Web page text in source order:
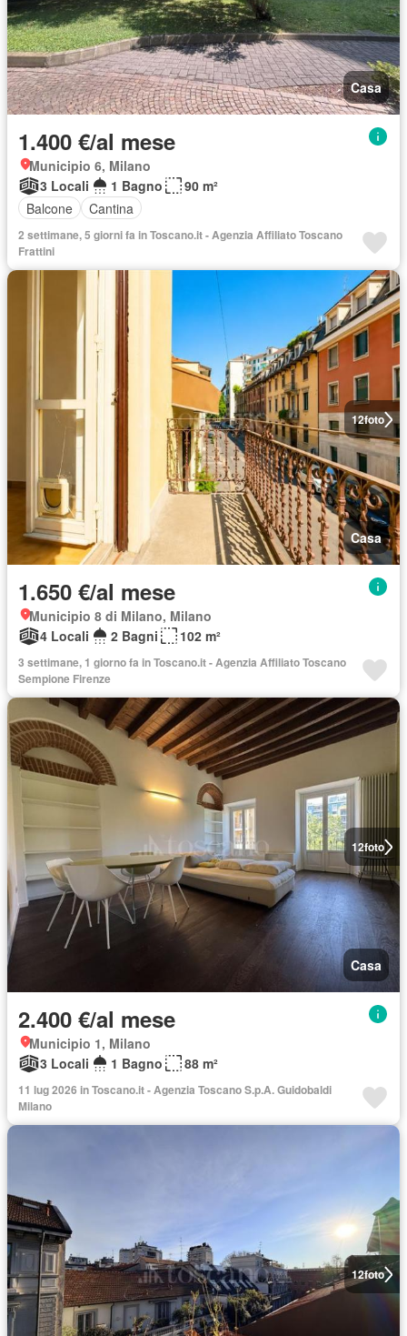
Casa
1.400 €/al mese
Municipio 6, Milano
3 Locali
1 Bagno
90 m²
Balcone
Cantina
2 settimane, 5 giorni fa in Toscano.it - Agenzia Affiliato Toscano
Frattini
12foto
Casa
1.650 €/al mese
Municipio 8 di Milano, Milano
4 Locali
2 Bagni 102 m²
3 settimane, 1 giorno fa in Toscano.it - Agenzia Affiliato Toscano
Sempione Firenze
12foto
Casa
2.400 €/al mese
Municipio 1, Milano
3 Locali
1 Bagno 88 m²
11 lug 2026 in Toscano.it - Agenzia Toscano S.p.A. Guidobaldi
Milano
12foto